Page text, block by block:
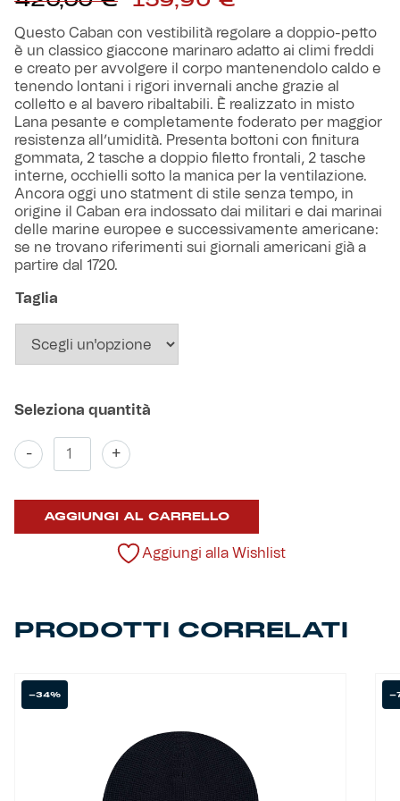
Robe di Kappa x Genoa
Vintage Collection
Red&Blue Voices
Kids
Accessori
Party
Outlet
Helan x Genoa
Gift Card Online Store
prezzo
originale
era:
420,00 €.
attuale
è:
159,90 €.
Questo Caban con vestibilità regolare a doppio-petto
è un classico giaccone marinaro adatto ai climi freddi
e creato per avvolgere il corpo mantenendolo caldo e
tenendo lontani i rigori invernali anche grazie al
colletto e al bavero ribaltabili. È realizzato in misto
Lana pesante e completamente foderato per maggior
resistenza all’umidità. Presenta bottoni con finitura
gommata, 2 tasche a doppio filetto frontali, 2 tasche
interne, occhielli sotto la manica per la ventilazione.
Ancora oggi uno statment di stile senza tempo, in
origine il Caban era indossato dai militari e dai marinai
delle marine europee e successivamente americane:
se ne trovano riferimenti sui giornali americani già a
partire dal 1720.
Taglia
-
Giacca
Doppiopetto
Sebago
quantità
+
AGGIUNGI AL CARRELLO
Aggiungi alla Wishlist
PRODOTTI CORRELATI
-
-34%